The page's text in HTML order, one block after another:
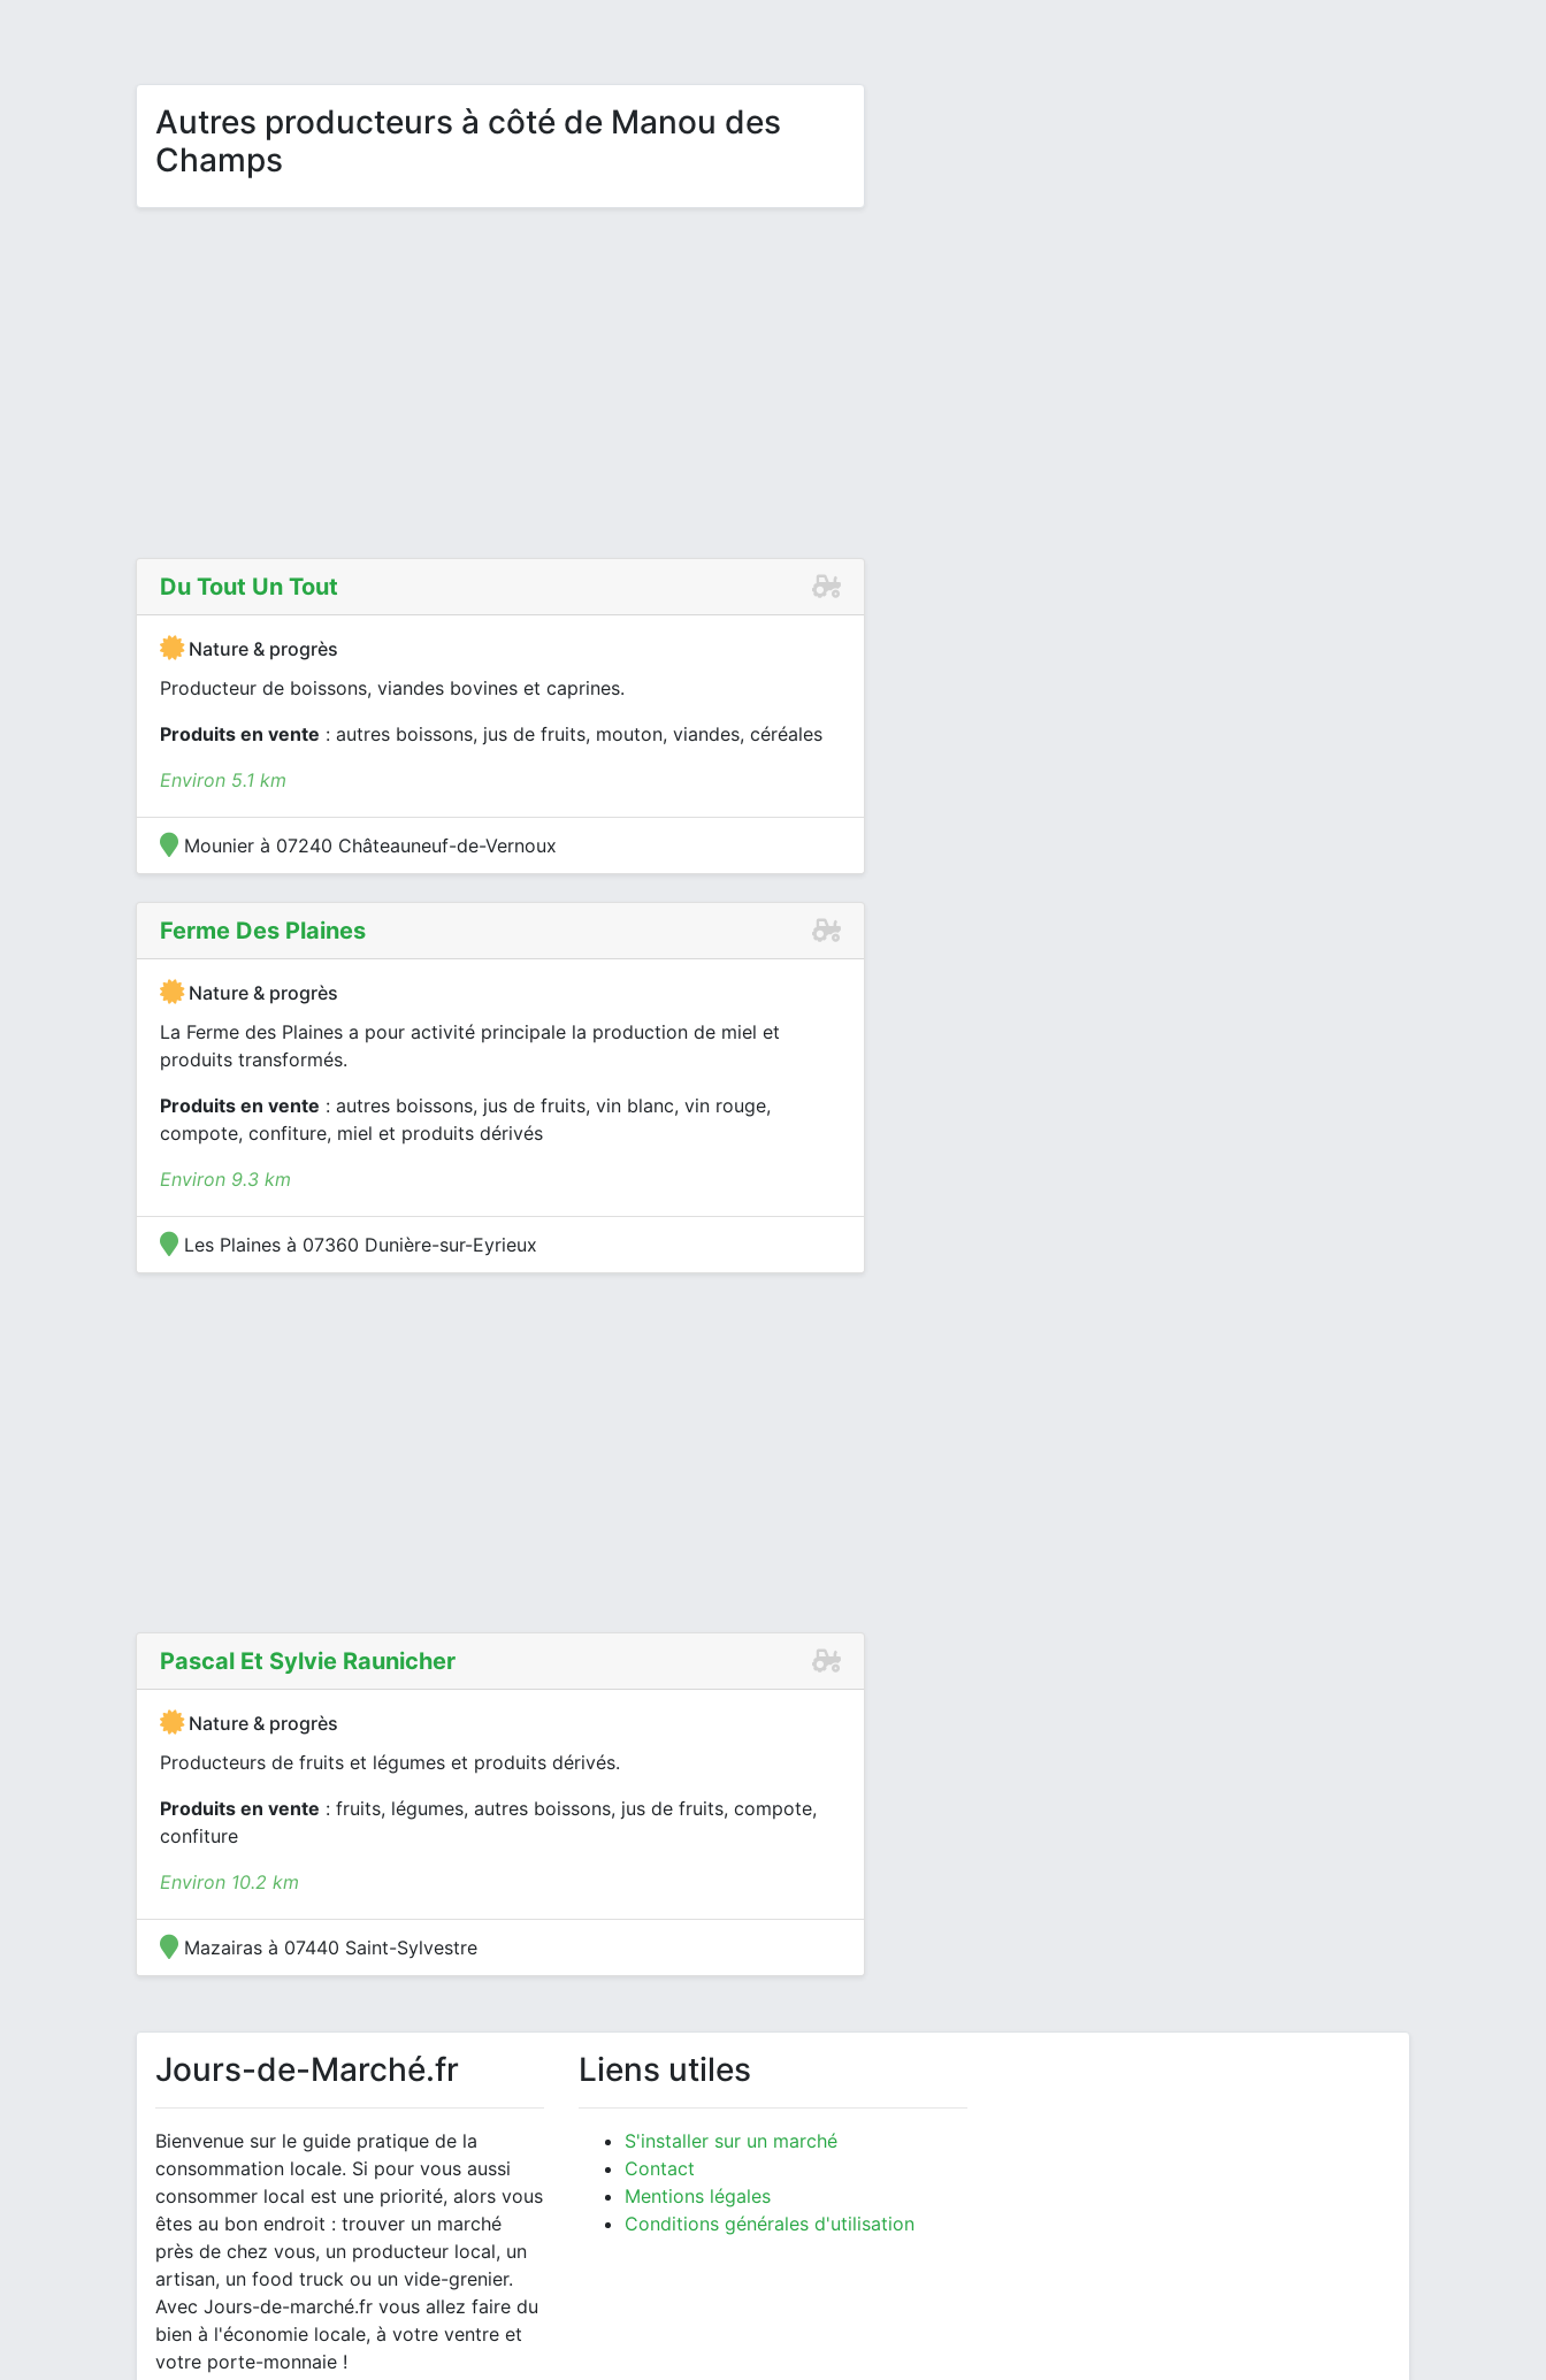
Autres producteurs à côté de Manou des
Champs
Du Tout Un Tout
Nature & progrès
Producteur de boissons, viandes bovines et caprines.
Produits en vente : autres boissons, jus de fruits, mouton, viandes, céréales
Environ 5.1 km
Mounier à 07240 Châteauneuf-de-Vernoux
Ferme Des Plaines
Nature & progrès
La Ferme des Plaines a pour activité principale la production de miel et
produits transformés.
Produits en vente : autres boissons, jus de fruits, vin blanc, vin rouge,
compote, confiture, miel et produits dérivés
Environ 9.3 km
Les Plaines à 07360 Dunière-sur-Eyrieux
Pascal Et Sylvie Raunicher
Nature & progrès
Producteurs de fruits et légumes et produits dérivés.
Produits en vente : fruits, légumes, autres boissons, jus de fruits, compote,
confiture
Environ 10.2 km
Mazairas à 07440 Saint-Sylvestre
Jours-de-Marché.fr
Bienvenue sur le guide pratique de la
consommation locale. Si pour vous aussi
consommer local est une priorité, alors vous
êtes au bon endroit : trouver un marché
près de chez vous, un producteur local, un
artisan, un food truck ou un vide-grenier.
Avec Jours-de-marché.fr vous allez faire du
bien à l'économie locale, à votre ventre et
votre porte-monnaie !
Liens utiles
S'installer sur un marché
Contact
Mentions légales
Conditions générales d'utilisation